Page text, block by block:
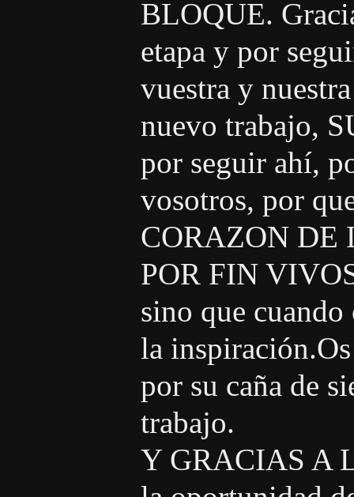
BLOQUE.
etapa y por
vuestra y
nuevo trabajo,
por seguir ahí,
vosotros, por
CORAZON
POR FIN
sino que
la
por su caña de
trabajo.
Y GRACIAS A